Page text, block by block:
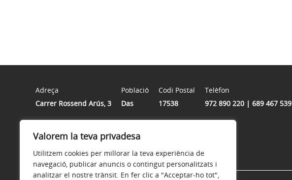
Valorem la teva privadesa
Utilitzem cookies per millorar la teva experiència de
navegació, publicar anuncis o contingut personalitzats i
analitzar el nostre trànsit. En fer clic a "Acceptar-ho tot",
Adreça
Carrer Rossend Arús, 3
Població
Das
Codi Postal
17538
Telèfon
972 890 220 | 689 467 539
Horari
De dilluns a divendres de 9.00 a 14.30 h